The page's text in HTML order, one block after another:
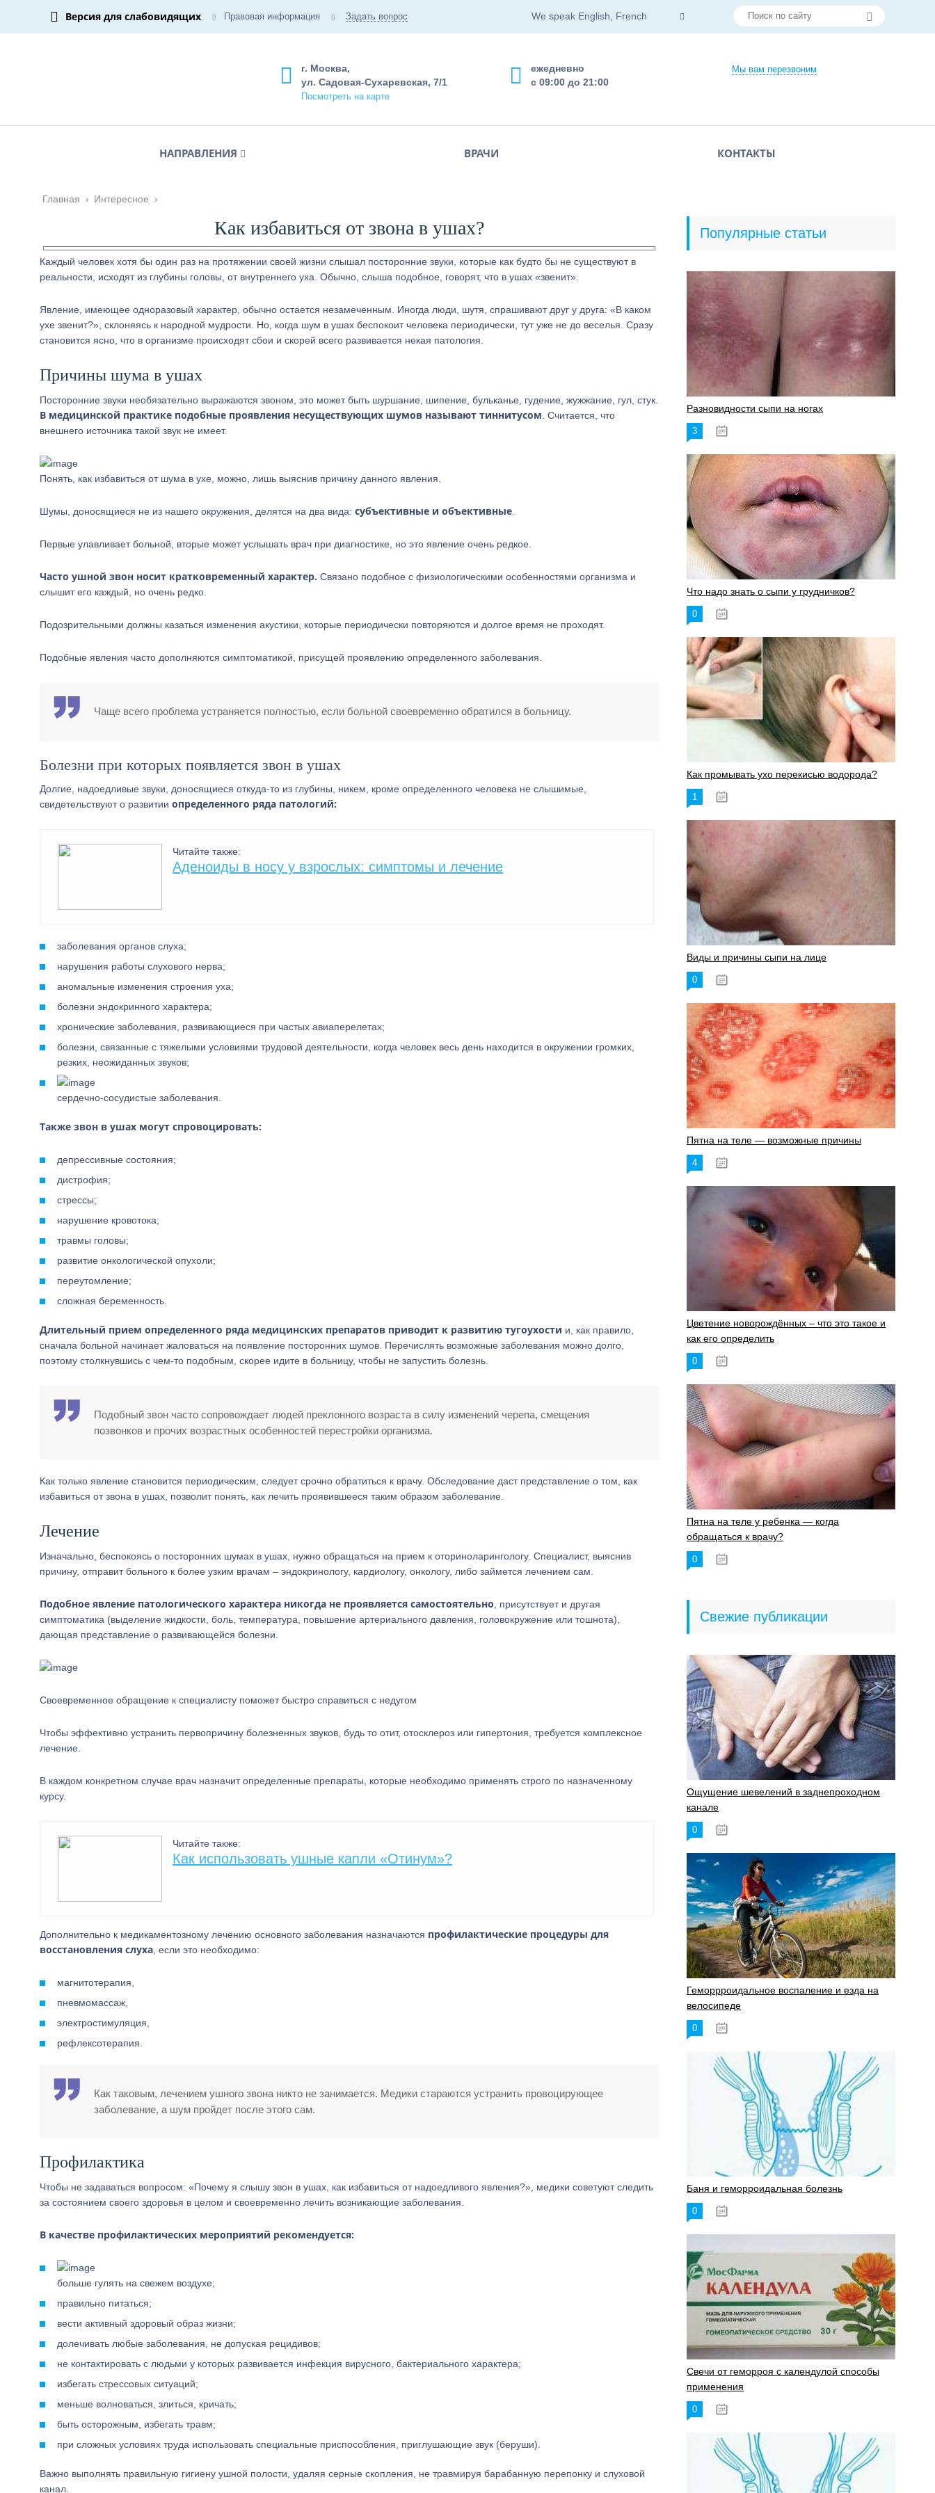
Версия для слабовидящих Правовая информация Задать вопрос We speak English, French
Мы вам перезвоним
ежедневно
с 09:00 до 21:00
г. Москва,
ул. Садовая-Сухаревская, 7/1
Посмотреть на карте
НАПРАВЛЕНИЯ ВРАЧИ КОНТАКТЫ
Главная › Интересное ›
Как избавиться от звона в ушах?
Каждый человек хотя бы один раз на протяжении своей жизни слышал посторонние звуки, которые как будто бы не существуют в
реальности, исходят из глубины головы, от внутреннего уха. Обычно, слыша подобное, говорят, что в ушах «звенит».
Явление, имеющее одноразовый характер, обычно остается незамеченным. Иногда люди, шутя, спрашивают друг у друга: «В каком
ухе звенит?», склоняясь к народной мудрости. Но, когда шум в ушах беспокоит человека периодически, тут уже не до веселья. Сразу
становится ясно, что в организме происходят сбои и скорей всего развивается некая патология.
Причины шума в ушах
Посторонние звуки необязательно выражаются звоном, это может быть шуршание, шипение, бульканье, гудение, жужжание, гул, стук.
В медицинской практике подобные проявления несуществующих шумов называют тиннитусом . Считается, что
внешнего источника такой звук не имеет.
Понять, как избавиться от шума в ухе, можно, лишь выяснив причину данного явления.
Шумы, доносящиеся не из нашего окружения, делятся на два вида: субъективные и объективные
Первые улавливает больной, вторые может услышать врач при диагностике, но это явление очень редкое.
Часто ушной звон носит кратковременный характер. Связано подобное с физиологическими особенностями организма и
слышит его каждый, но очень редко.
Подозрительными должны казаться изменения акустики, которые периодически повторяются и долгое время не проходят.
Подобные явления часто дополняются симптоматикой, присущей проявлению определенного заболевания.
Чаще всего проблема устраняется полностью, если больной своевременно обратился в больницу.
Болезни при которых появляется звон в ушах
Долгие, надоедливые звуки, доносящиеся откуда-то из глубины, никем, кроме определенного человека не слышимые,
свидетельствуют о развитии определенного ряда патологий:
Читайте также:
Аденоиды в носу у взрослых: симптомы и лечение
заболевания органов слуха;
нарушения работы слухового нерва;
аномальные изменения строения уха;
болезни эндокринного характера;
хронические заболевания, развивающиеся при частых авиаперелетах;
болезни, связанные с тяжелыми условиями трудовой деятельности, когда человек весь день находится в окружении громких,
резких, неожиданных звуков;
сердечно-сосудистые заболевания.
Также звон в ушах могут спровоцировать:
депрессивные состояния;
дистрофия;
стрессы;
нарушение кровотока;
травмы головы;
развитие онкологической опухоли;
переутомление;
сложная беременность.
Длительный прием определенного ряда медицинских препаратов приводит к развитию тугоухости и, как правило,
сначала больной начинает жаловаться на появление посторонних шумов. Перечислять возможные заболевания можно долго,
поэтому столкнувшись с чем-то подобным, скорее идите в больницу, чтобы не запустить болезнь.
Подобный звон часто сопровождает людей преклонного возраста в силу изменений черепа, смещения
позвонков и прочих возрастных особенностей перестройки организма.
Как только явление становится периодическим, следует срочно обратиться к врачу. Обследование даст представление о том, как
избавиться от звона в ушах, позволит понять, как лечить проявившееся таким образом заболевание.
Лечение
Изначально, беспокоясь о посторонних шумах в ушах, нужно обращаться на прием к оториноларингологу. Специалист, выяснив
причину, отправит больного к более узким врачам – эндокринологу, кардиологу, онкологу, либо займется лечением сам.
Подобное явление патологического характера никогда не проявляется самостоятельно , присутствует и другая
симптоматика (выделение жидкости, боль, температура, повышение артериального давления, головокружение или тошнота),
дающая представление о развивающейся болезни.
Своевременное обращение к специалисту поможет быстро справиться с недугом
Чтобы эффективно устранить первопричину болезненных звуков, будь то отит, отосклероз или гипертония, требуется комплексное
лечение.
В каждом конкретном случае врач назначит определенные препараты, которые необходимо применять строго по назначенному
курсу.
Читайте также:
Как использовать ушные капли «Отинум»?
Дополнительно к медикаментозному лечению основного заболевания назначаются профилактические процедуры для
восстановления слуха , если это необходимо:
магнитотерапия,
пневмомассаж,
электростимуляция,
рефлексотерапия.
Как таковым, лечением ушного звона никто не занимается. Медики стараются устранить провоцирующее
заболевание, а шум пройдет после этого сам.
Профилактика
Чтобы не задаваться вопросом: «Почему я слышу звон в ушах, как избавиться от надоедливого явления?», медики советуют следить
за состоянием своего здоровья в целом и своевременно лечить возникающие заболевания.
В качестве профилактических мероприятий рекомендуется:
больше гулять на свежем воздухе;
правильно питаться;
вести активный здоровый образ жизни;
долечивать любые заболевания, не допуская рецидивов;
не контактировать с людьми у которых развивается инфекция вирусного, бактериального характера;
избегать стрессовых ситуаций;
меньше волноваться, злиться, кричать;
быть осторожным, избегать травм;
при сложных условиях труда использовать специальные приспособления, приглушающие звук (беруши).
Важно выполнять правильную гигиену ушной полости, удаляя серные скопления, не травмируя барабанную перепонку и слуховой
канал.
Популярные статьи
Разновидности сыпи на ногах
3
Что надо знать о сыпи у грудничков?
0
Как промывать ухо перекисью водорода?
1
Виды и причины сыпи на лице
0
Пятна на теле — возможные причины
4
Цветение новорождённых – что это такое и
как его определить
0
Пятна на теле у ребенка — когда
обращаться к врачу?
0
Свежие публикации
Ощущение шевелений в заднепроходном
канале
0
Геморрроидальное воспаление и езда на
велосипеде
0
Баня и геморроидальная болезнь
0
Свечи от геморроя с календулой способы
применения
0